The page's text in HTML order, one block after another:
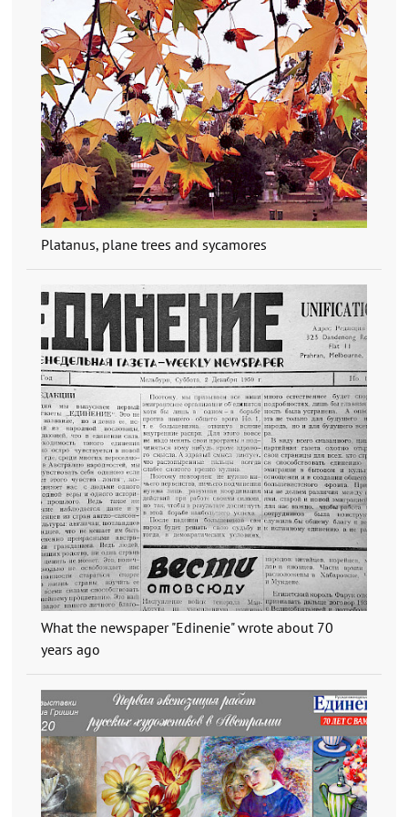
Platanus, plane trees and sycamores
What the newspaper "Edinenie" wrote about 70
years ago